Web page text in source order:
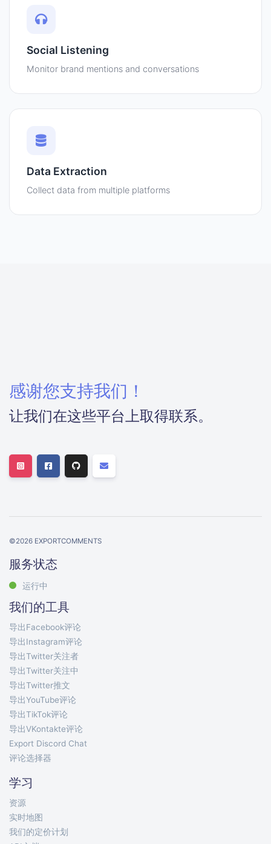
Social Listening
Monitor brand mentions and conversations
Data Extraction
Collect data from multiple platforms
感谢您支持我们！
让我们在这些平台上取得联系。
©2026 EXPORTCOMMENTS
服务状态
运行中
我们的工具
导出Facebook评论
导出Instagram评论
导出Twitter关注者
导出Twitter关注中
导出Twitter推文
导出YouTube评论
导出TikTok评论
导出VKontakte评论
Export Discord Chat
评论选择器
学习
资源
实时地图
我们的定价计划